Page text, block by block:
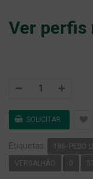
Ver perfis
Etiquetas: 186- PESO
VERGALHÃO 0